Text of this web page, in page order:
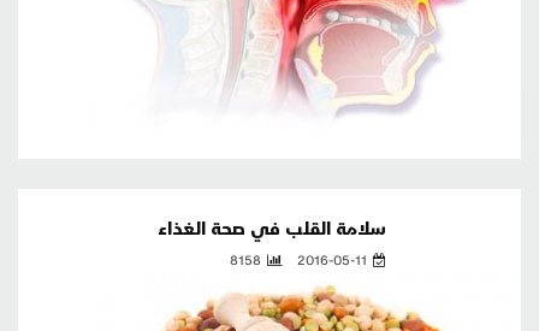
سلامة القلب في صحة الغذاء
2016-05-11
8158